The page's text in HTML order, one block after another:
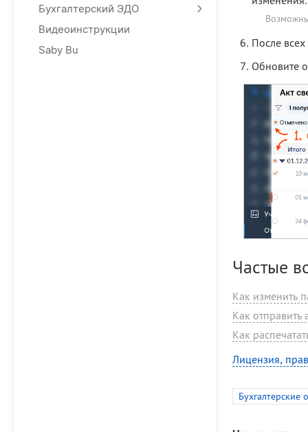
Бухгалтерский ЭДО
Видеоинструкции
Saby Bu
После
Обновите
Частые
Как изменить
Как отправить
Как
Лицензия,
Бухгалтерские